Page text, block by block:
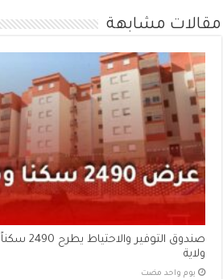
مقالات مشابهة
ولاية
‏يوم واحد مضت